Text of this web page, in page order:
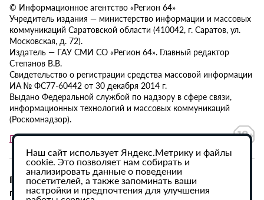
© Информационное агентство «Регион 64»
Учредитель издания — министерство информации и массовых
коммуникаций Саратовской области (410042, г. Саратов, ул.
Московская, д. 72).
Издатель — ГАУ СМИ СО «Регион 64». Главный редактор
Степанов В.В.
Свидетельство о регистрации средства массовой информации
ИА № ФС77-60442 от 30 декабря 2014 г.
Выдано Федеральной службой по надзору в сфере связи,
информационных технологий и массовых коммуникаций
(Роскомнадзор).
Политика в отношении обработки персональных данных
При использовании материалов сайта активная
гиперссылка на ИА «Регион 64» обязательна.
Наш сайт использует Яндекс.Метрику и файлы
cookie. Это позволяет нам собирать и
анализировать данные о поведении
посетителей, а также запоминать ваши
настройки и предпочтения для улучшения